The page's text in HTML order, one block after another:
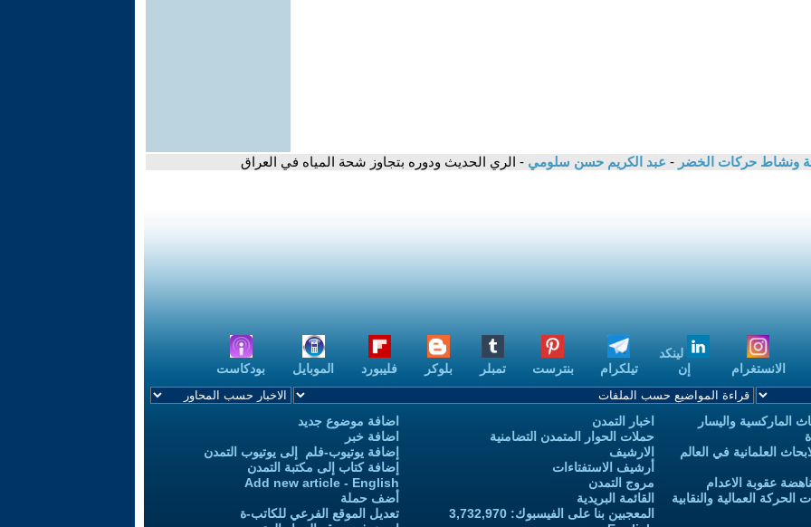
ونشاط حركات الخضر - عبد الكريم حسن سلومي - الري الحديث ودوره بتجاوز شحة المياه في العراق
الانستغرام
لينكد
إن
تيلكرام بنترست تمبلر بلوكر فليبورد الموبايل بودكاست
الماركسية واليسار
العلمانية في العالم
عقوبة الاعدام
العمالية والنقابية
اخبار التمدن
حملات الحوار المتمدن التضامنية
الارشيف
أرشيف الاستفتاءات
مروج التمدن
القائمة البريدية
المعجبين بنا على الفيسبوك: 3,732,970
اضافة موضوع جديد
اضافة خبر
إضافة يوتيوب-فلم إلى يوتيوب التمدن
إضافة كتاب إلى مكتبة التمدن
Add new article - English
أضف حملة
تعديل الموقع الفرعي للكاتب-ة